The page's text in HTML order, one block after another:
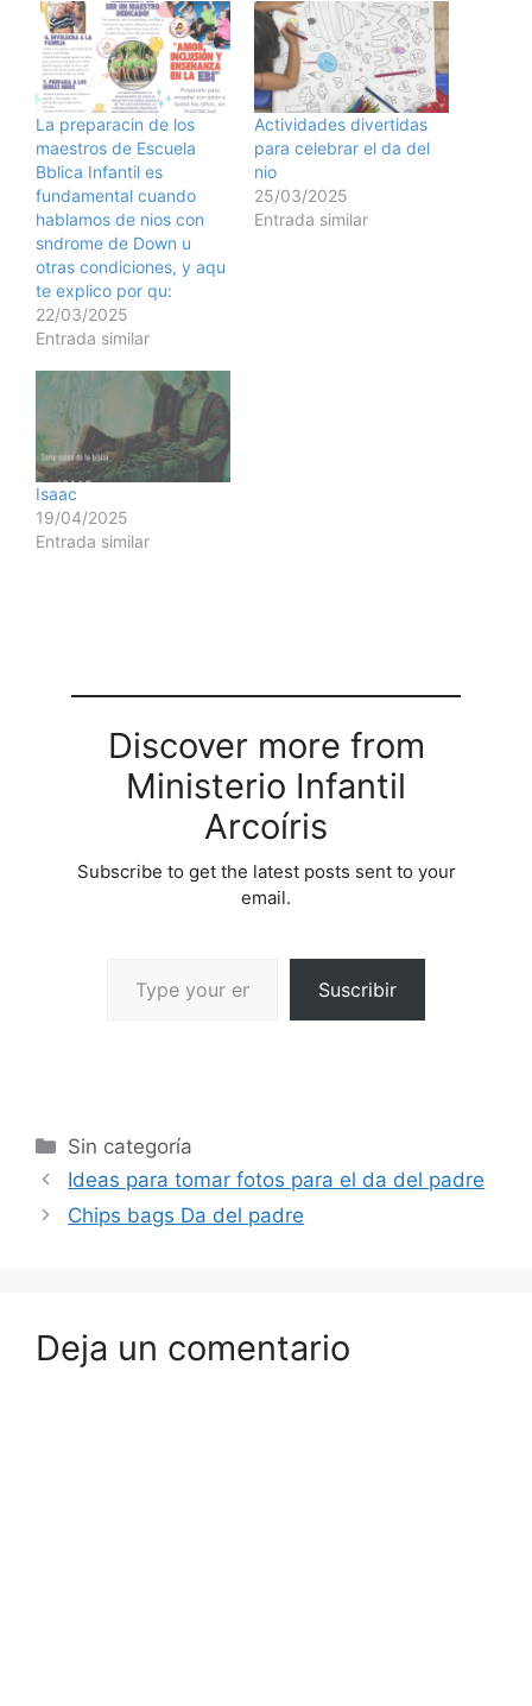
La preparacin de los
maestros de Escuela
Bblica Infantil es
fundamental cuando
hablamos de nios con
sndrome de Down u
otras condiciones, y aqu
te explico por qu:
22/03/2025
Entrada similar
Actividades divertidas
para celebrar el da del
nio
25/03/2025
Entrada similar
Isaac
19/04/2025
Entrada similar
Discover more from
Ministerio Infantil
Arcoíris
Subscribe to get the latest posts sent to your
email.
Suscribir
Sin categoría
Ideas para tomar fotos para el da del padre
Chips bags Da del padre
Deja un comentario